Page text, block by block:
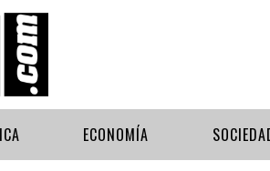
ECONOMÍA